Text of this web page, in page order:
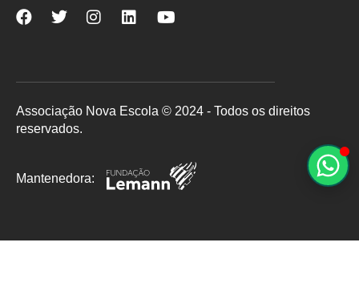
Nova
Facebook
Nova
Twitter
Nova
Instagram
Nova
LinkedInYouTube
Associação Nova Escola © 2024 - Todos os direitos
reservados.
Mantenedora: